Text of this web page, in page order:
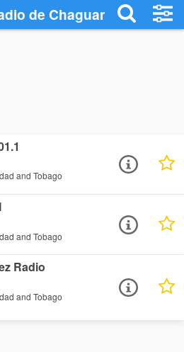
de Chaguanas
and Tobago
and Tobago
Radio
and Tobago